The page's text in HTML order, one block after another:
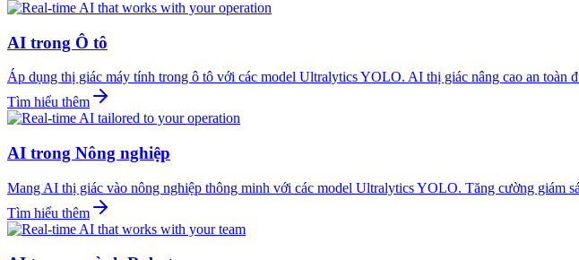
AI trong Ô tô
Áp dụng thị giác máy tính trong ô tô với các model Ultralytics YOLO. AI thị giác nâng cao an
Tìm hiểu thêm
AI trong Nông nghiệp
Mang AI thị giác vào nông nghiệp thông minh với các model Ultralytics YOLO. Tăng cường giám
Tìm hiểu thêm